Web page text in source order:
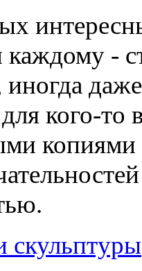
каждому -
кого-
скульптуры